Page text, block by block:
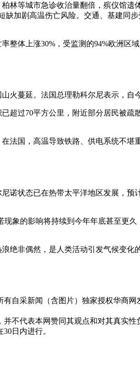
林等城市急诊收治量翻倍，殡仪馆
缺加剧高温伤亡风险。交通、基建
整体上涨30%，受监测的94%欧洲
火蔓延。法国总理勒科尔尼表示，自
超过70平方公里，附近部分居民被
法国，高温导致铁路、供电系统不
诺状态已在热带太平洋地区发展，
象的影响将持续到今年年底甚至更
绝非偶然，是人类活动引发气候变
自采新闻（含图片）独家授权华商
不代表本网赞同其观点和对其真实性
日内进行。